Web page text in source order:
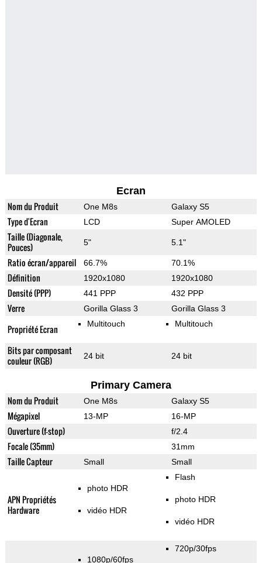
Ecran
Nom du Produit One M8s Galaxy S5
Type d'Ecran LCD Super AMOLED
Taille (Diagonale,
Pouces)
5" 5.1"
Ratio écran/appareil 66.7% 70.1%
Définition 1920x1080 1920x1080
Densité (PPP) 441 PPP 432 PPP
Verre Gorilla Glass 3 Gorilla Glass 3
Propriété Ecran Multitouch Multitouch
Bits par composant
couleur (RGB)
24 bit 24 bit
Primary Camera
Nom du Produit One M8s Galaxy S5
Mégapixel 13-MP 16-MP
Ouverture (f-stop) f/2.4
Focale (35mm) 31mm
Taille Capteur Small Small
APN Propriétés
Hardware
photo HDR
vidéo HDR
Flash
photo HDR
vidéo HDR
1080p/60fps
720p/30fps